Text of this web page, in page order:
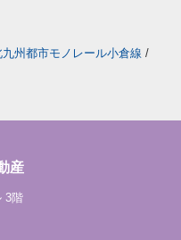
九州都市モノレール小倉線 /
産
3階